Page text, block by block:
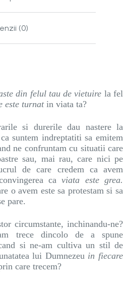
(0)
din felul tau de vietuire la fel
este turnatin viata ta?
si durerile dau nastere la
suntem indreptatiti sa emitem
ne confruntam cu situatii care
sau, mai rau, care nici pe
de care credem ca avem
caviata este grea.
o avem este sa protestam si sa
pare.
circumstante, inchinandu-ne?
trece dincolo de a spune
si ne-am cultiva un stil de
lui Dumnezeu in fiecare
care trecem?